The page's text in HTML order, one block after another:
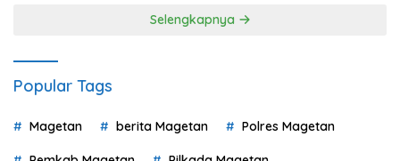
Selengkapnya
Popular Tags
Magetan berita Magetan Polres Magetan